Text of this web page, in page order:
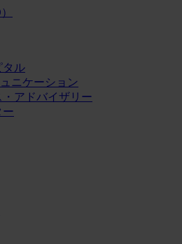
タル
ニケーション
アドバイザリー
ー